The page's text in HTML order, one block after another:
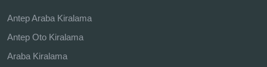
Antep Araba Kiralama
Antep Oto Kiralama
Araba Kiralama